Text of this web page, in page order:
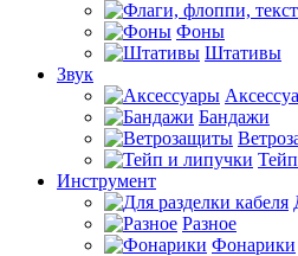
Фоны
Штативы
Звук
Бандажи
Инструмент
Разное
Фонарики